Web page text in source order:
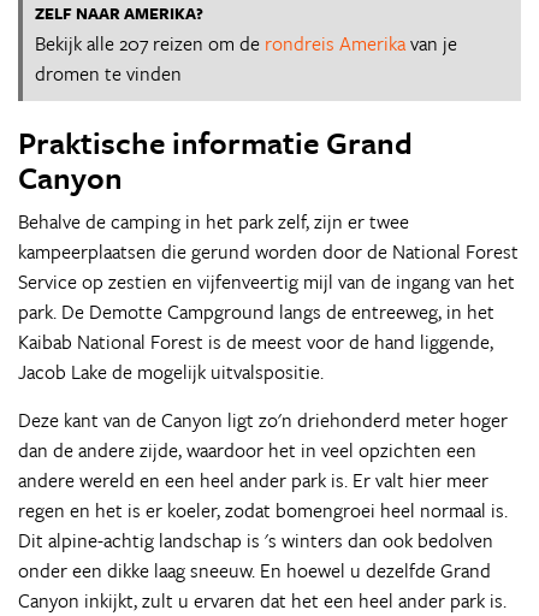
ZELF NAAR AMERIKA?
Bekijk alle 207 reizen om de rondreis Amerikavan je
dromen te vinden
Praktische informatie Grand
Canyon
Behalve de camping in het park zelf, zijn er twee
kampeerplaatsen die gerund worden door de National Forest
Service op zestien en vijfenveertig mijl van de ingang van het
park. De Demotte Campground langs de entreeweg, in het
Kaibab National Forest is de meest voor de hand liggende,
Jacob Lake de mogelijk uitvalspositie.
Deze kant van de Canyon ligt zo'n driehonderd meter hoger
dan de andere zijde, waardoor het in veel opzichten een
andere wereld en een heel ander park is. Er valt hier meer
regen en het is er koeler, zodat bomengroei heel normaal is.
Dit alpine-achtig landschap is 's winters dan ook bedolven
onder een dikke laag sneeuw. En hoewel u dezelfde Grand
Canyon inkijkt, zult u ervaren dat het een heel ander park is.